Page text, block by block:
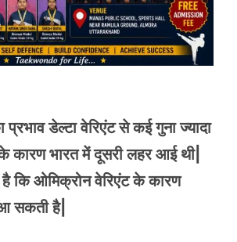
प्रभाव डेल्टा वेरिएंट से कई गुना ज्यादा
कारण भारत में दूसरी लहर आई थी|
है कि ओमिक्रोन वेरिएंट के कारण
सकती है|